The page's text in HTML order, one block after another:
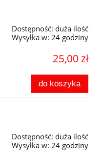
Dostępność: duża ilość
Wysyłka w: 24 godziny
25,00 zł
do koszyka
Dostępność: duża ilość
Wysyłka w: 24 godziny